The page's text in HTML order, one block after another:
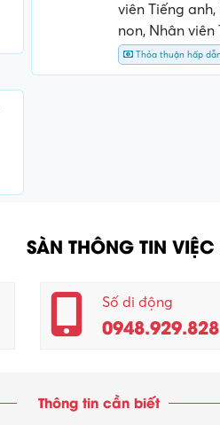
viên Tiếng
non, Nhân viên
Thỏa thuận hấp dẫn
SÀN THÔNG TIN
Số di động
0948.929.828
Thông tin cần biết